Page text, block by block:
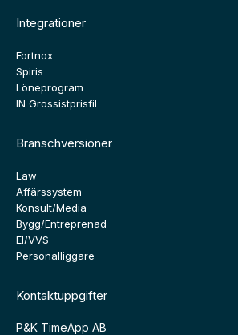
Integrationer
Fortnox
Spiris
Löneprogram
IN Grossistprisfil
Branschversioner
Law
Affärssystem
Konsult/Media
Bygg/Entreprenad
El/VVS
Personalliggare
Kontaktuppgifter
P&K TimeApp AB